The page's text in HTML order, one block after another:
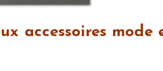
accessoires mode